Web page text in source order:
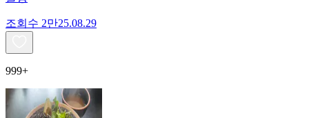
조회수 2만25.08.29
999+